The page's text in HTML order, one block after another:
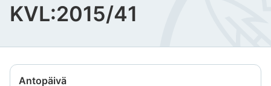
KVL:2015/41
Antopäivä